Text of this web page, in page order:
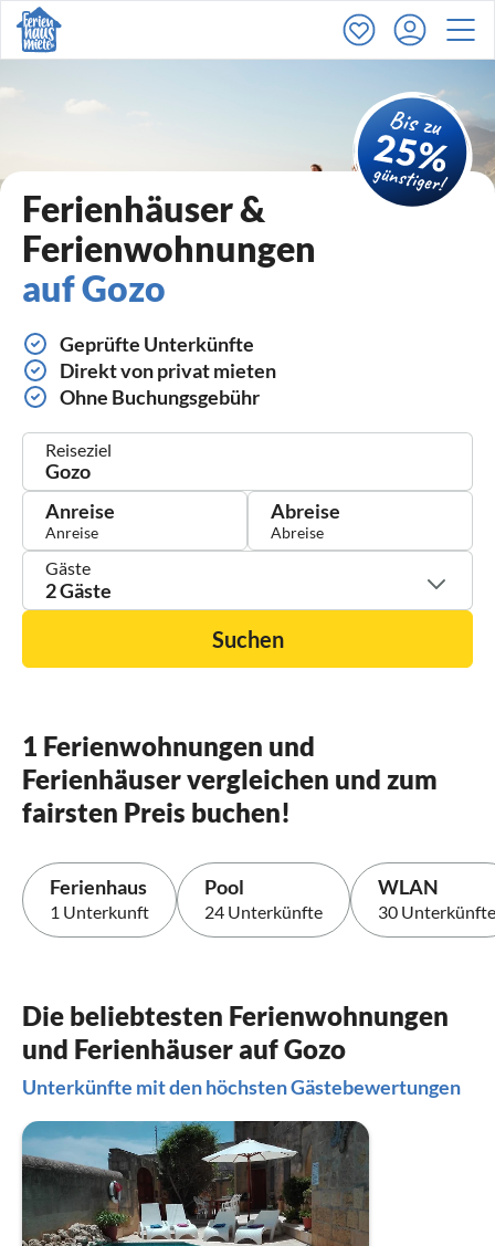
Ferienhäuser &
Ferienwohnungen
auf Gozo
Geprüfte Unterkünfte
Direkt von privat mieten
Ohne Buchungsgebühr
Reiseziel
Anreise Abreise
Gäste
2 Gäste
Suchen
1 Ferienwohnungen und
Ferienhäuser vergleichen und zum
fairsten Preis buchen!
Ferienhaus
1 Unterkunft
Pool
24 Unterkünfte
WLAN
30 Unterkünfte
Die beliebtesten Ferienwohnungen
und Ferienhäuser auf Gozo
Unterkünfte mit den höchsten Gästebewertungen